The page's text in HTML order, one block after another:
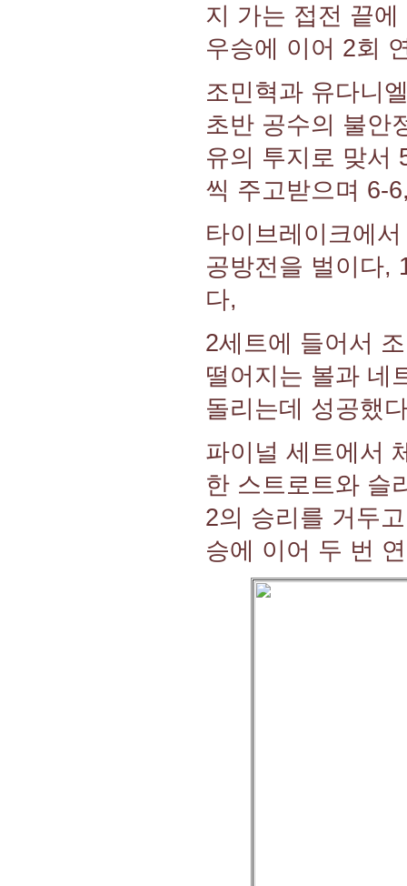
지 가는 접전 끝
우승에 이어 2회
조민혁과 유다니
초반 공수의 불안
유의 투지로 맞서
씩 주고받으며 6-
타이브레이크에
공방전을 벌이다,
다,
2세트에 들어서
떨어지는 볼과 네
돌리는데 성공했
파이널 세트에서
한 스트로트와 슬
2의 승리를 거두
승에 이어 두 번